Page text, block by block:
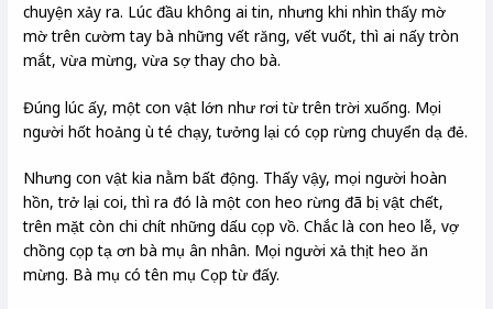
chuyện xảy ra. Lúc đầu không ai tin, nhưng khi nhìn thấy mờ
mờ trên cườm tay bà những vết răng, vết vuốt, thì ai nấy tròn
mắt, vừa mừng, vừa sợ thay cho bà.
Đúng lúc ấy, một con vật lớn như rơi từ trên trời xuống. Mọi
người hốt hoảng ù té chạy, tưởng lại có cọp rừng chuyển dạ đẻ.
Nhưng con vật kia nằm bất động. Thấy vậy, mọi người hoàn
hồn, trở lại coi, thì ra đó là một con heo rừng đã bị vật chết,
trên mặt còn chi chít những dấu cọp vồ. Chắc là con heo lễ, vợ
chồng cọp tạ ơn bà mụ ân nhân. Mọi người xả thịt heo ăn
mừng. Bà mụ có tên mụ Cọp từ đấy.